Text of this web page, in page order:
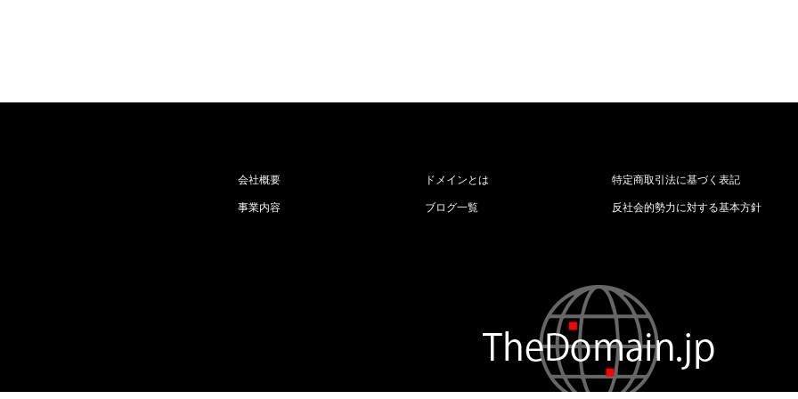
会社概要
事業内容
ドメインとは
ブログ一覧
特定商取引法に基づく表記
反社会的勢力に対する基本方針